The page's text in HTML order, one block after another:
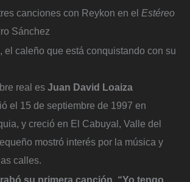
canciones con Reykon en el Estéreo
Sánchez
el caleño que está conquistando con su
real es Juan David Loaiza
el 15 de septiembre de 1997 en
y creció en El Cabuyal, Valle del
mostró interés por la música y
calles.
su primera canción, “Yo tengo